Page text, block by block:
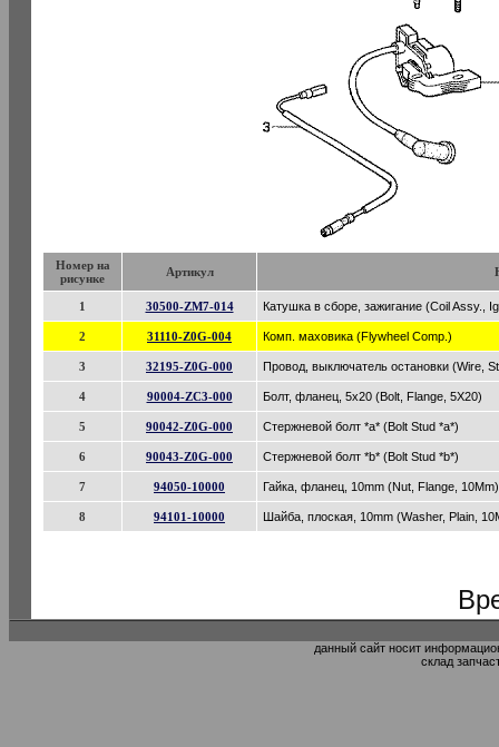
Номер на
рисунке
Артикул
1 30500-ZM7-014 Катушка в сборе, зажигание (Coil Assy.,
2 31110-Z0G-004 Комп. маховика (Flywheel Comp.)
3 32195-Z0G-000 Провод, выключатель остановки (Wire,
4 90004-ZC3-000 Болт, фланец, 5x20 (Bolt, Flange, 5X20)
5 90042-Z0G-000 Стержневой болт *a* (Bolt Stud *a*)
6 90043-Z0G-000 Стержневой болт *b* (Bolt Stud *b*)
7 94050-10000 Гайка, фланец, 10mm (Nut, Flange, 10Mm)
8 94101-10000 Шайба, плоская, 10mm (Washer, Plain,
данный сайт носит
склад